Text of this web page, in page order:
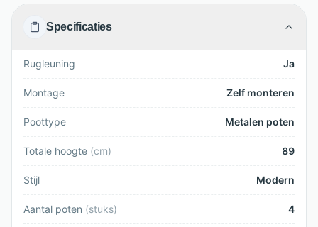
Specificaties
Rugleuning Ja
Montage Zelf monteren
Poottype Metalen poten
Totale hoogte (cm) 89
Stijl Modern
Aantal poten (stuks) 4